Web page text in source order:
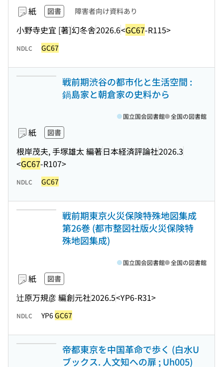
紙 図書 障害者向け資料あり
小野寺史宜 [著]幻冬舎2026.6<GC67-R115>
NDLC GC67
戦前期渋谷の都市化と生活空間 :
鍋島家と朝倉家の史料から
紙 図書
根岸茂夫, 手塚雄太 編著日本経済評論社2026.3
<GC67-R107>
国立国会図書館 全国の図書館
NDLC GC67
戦前期東京火災保険特殊地図集成
第26巻 (都市整図社版火災保険特
殊地図集成)
紙 図書
辻原万規彦 編創元社2026.5<YP6-R31>
国立国会図書館 全国の図書館
NDLC YP6GC67
帝都東京を中国革命で歩く (白水U
ブックス. 人文知への扉 ; Uh005)